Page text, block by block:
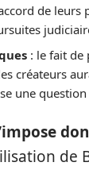
de
: le fait de
créateurs
une
de